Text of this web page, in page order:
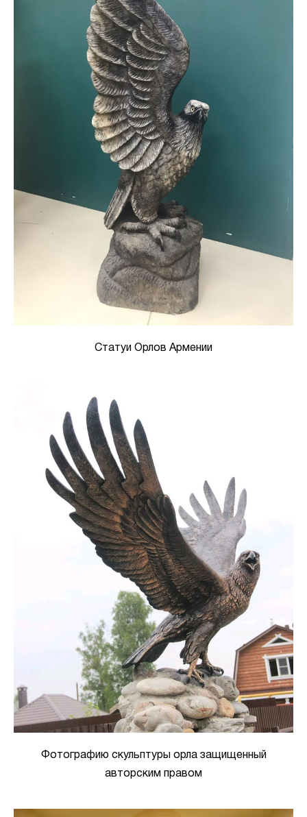
Статуи Орлов Армении
Фотографию скульптуры орла защищенный
авторским правом